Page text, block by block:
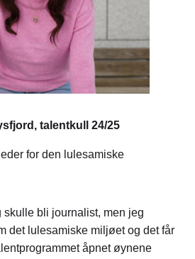
talentkull 24/25
for den lulesamiske
skulle bli journalist, men jeg
det lulesamiske miljøet og det får
åpnet øynene